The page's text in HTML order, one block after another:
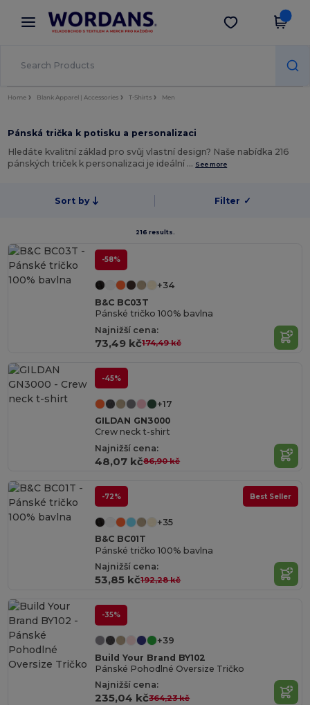
× Aplikace Wordans
Lepší ceny v aplikaci!
Stáhnout app
Home Blank Apparel | Accessories T-Shirts Men
Pánská trička k potisku a personalizaci
Hledáte kvalitní základ pro svůj vlastní design? Naše nabídka 216
pánských triček k personalizaci je ideální … See more
Sort by Filter ✓
216 results.
-58%
+34
B&C BC03T
Pánské tričko 100% bavlna
Najnižší cena:
73,49 kč174,49 kč
-45%
+17
GILDAN GN3000
Crew neck t-shirt
Najnižší cena:
48,07 kč86,90 kč
-72% Best Seller
+35
B&C BC01T
Pánské tričko 100% bavlna
Najnižší cena:
53,85 kč192,28 kč
-35%
+39
Build Your Brand BY102
Pánské Pohodlné Oversize Tričko
Najnižší cena:
235,04 kč364,23 kč